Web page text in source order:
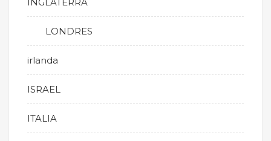
INGLATERRA
LONDRES
irlanda
ISRAEL
ITALIA